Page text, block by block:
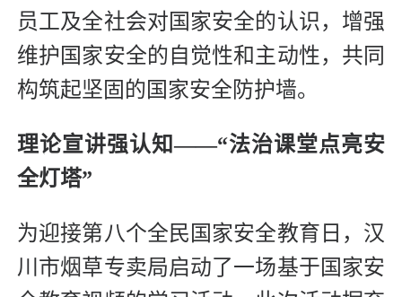
员工及全社会对国家安全的认识，增强
维护国家安全的自觉性和主动性，共同
构筑起坚固的国家安全防护墙。
理论宣讲强认知——“法治课堂点亮安
全灯塔”
为迎接第八个全民国家安全教育日，汉
川市烟草专卖局启动了一场基于国家安